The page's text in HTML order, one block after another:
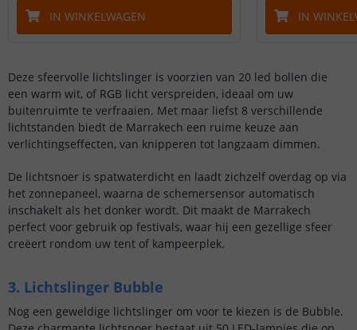
IN WINKELWAGEN IN
Deze sfeervolle lichtslinger is voorzien van 20 led bollen die
een warm wit, of RGB licht verspreiden, ideaal om uw
buitenruimte te verfraaien. Met maar liefst 8 verschillende
lichtstanden biedt de Marrakech een ruime keuze aan
verlichtingseffecten, van knipperen tot langzaam dimmen.
De lichtsnoer is spatwaterdicht en laadt zichzelf overdag op via
het zonnepaneel, waarna de schemersensor automatisch
inschakelt als het donker wordt. Dit maakt de Marrakech
perfect voor gebruik op festivals, waar hij een gezellige sfeer
creëert rondom uw tent of kampeerplek.
3. Lichtslinger Bubble
Nog een geweldige lichtslinger om voor te kiezen is de Bubble.